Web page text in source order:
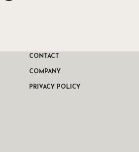
CONTACT
COMPANY
PRIVACY POLICY